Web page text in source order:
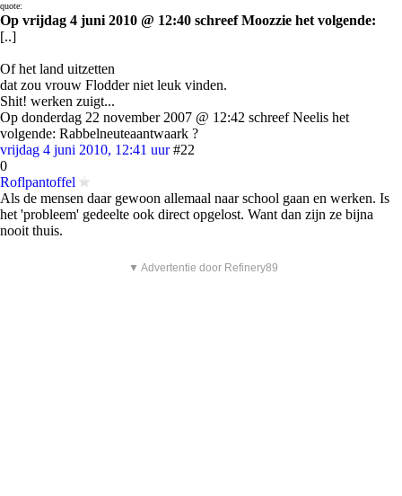
quote:
Op vrijdag 4 juni 2010 @ 12:40 schreef Moozzie het volgende:
[..]
Of het land uitzetten
dat zou vrouw Flodder niet leuk vinden.
Shit! werken zuigt...
Op donderdag 22 november 2007 @ 12:42 schreef Neelis het
volgende: Rabbelneuteaantwaark ?
vrijdag 4 juni 2010, 12:41 uur #22
0
Roflpantoffel
Als de mensen daar gewoon allemaal naar school gaan en werken. Is
het 'probleem' gedeelte ook direct opgelost. Want dan zijn ze bijna
nooit thuis.
▼ Advertentie door Refinery89